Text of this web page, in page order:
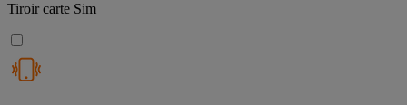
Tiroir carte Sim